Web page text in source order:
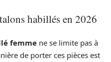
habillés en 2026
femme ne se limite pas à
de porter ces pièces est